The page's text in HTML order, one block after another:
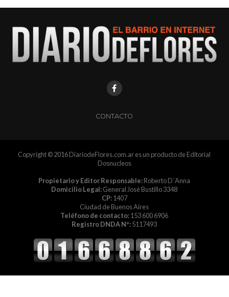
CONTACTO
Copyright © 2016 DiariodeFlores.com.ar es un producto de Editorial
Dosnucleos
Propietario y Editor Responsable:Roberto D´Anna
Domicilio Legal:General José Bustillo 3348
CP:1407
Ciudad de Buenos Aires
Teléfono de contacto:153 600 6906
Registro DNDA Nº:5117493